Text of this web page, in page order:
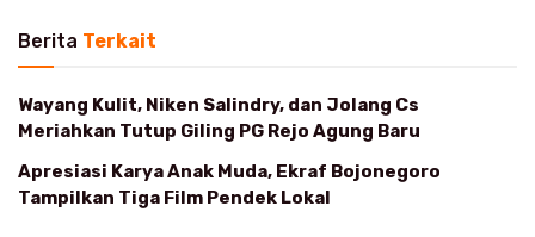
Berita Terkait
Wayang Kulit, Niken Salindry, dan Jolang Cs
Meriahkan Tutup Giling PG Rejo Agung Baru
Apresiasi Karya Anak Muda, Ekraf Bojonegoro
Tampilkan Tiga Film Pendek Lokal